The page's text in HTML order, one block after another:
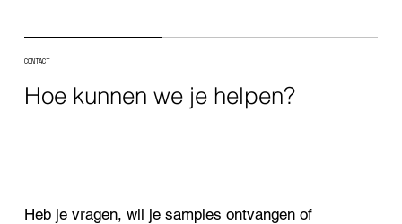
CONTACT
Hoe kunnen we je helpen?
Heb je vragen, wil je samples ontvangen of